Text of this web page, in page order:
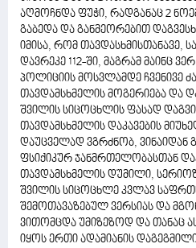
აღმოჩნდა ფუჭი, რადგანაც 2
გაბედა და განმეორებით
იმისა, რომ თავდასხმისთანავე,
დავრეკე 112-ში, მაგრამ მაინც
პოლიციის მოსვლამდე ჩვენივე
თავდამსხმელის მოგერიება და
შვილის სიცოცხლის ფასად
თავდამსხმელის დაკავების
დაუცველად ვგრძნობ, ვინაიდან
ფსიქიკურ ჯანმრთელობასთან
თავდამსხმელის დუმილი,
შვილის სიცოცხლე კვლავ
შემოთავაზებულ ვერსიას და
ვითომცდა უმიზეზოდ და თანაც
იყოს ერთი ადამიანის